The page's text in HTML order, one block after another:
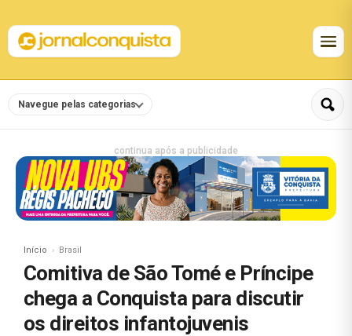
Navegue pelas categorias
continua após a publicidade
Início Brasil
Comitiva de São Tomé e Príncipe
chega a Conquista para discutir
os direitos infantojuvenis